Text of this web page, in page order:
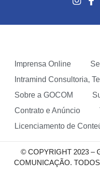
Imprensa Online
Intramind Consultoria,
Sobre a GOCOM
Contrato e Anúncio
Licenciamento de
© COPYRIGHT 2023 –
COMUNICAÇÃO.